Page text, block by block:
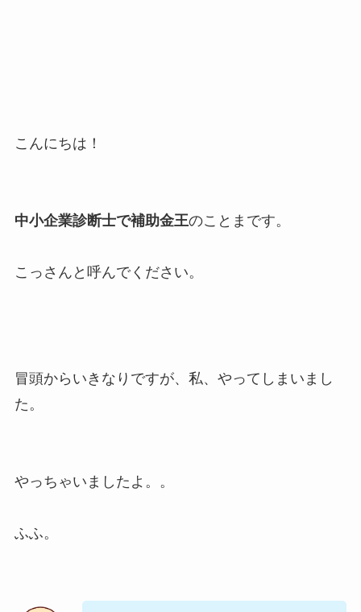
こんにちは！
中小企業診断士で補助金王のことまです。
こっさんと呼んでください。
冒頭からいきなりですが、私、やってしまいまし
た。
やっちゃいましたよ。。
ふふ。